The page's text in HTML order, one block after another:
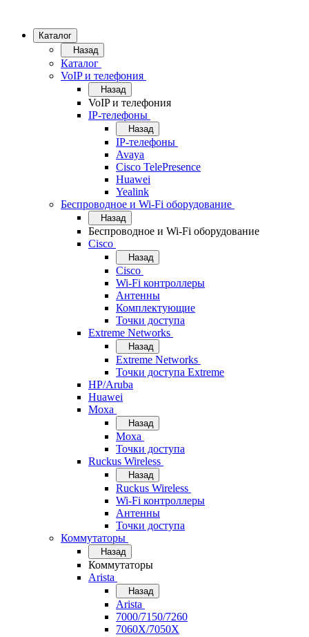
Каталог
Назад
Каталог
VoIP и телефония
Назад
VoIP и телефония
IP-телефоны
Назад
IP-телефоны
Avaya
Cisco TelePresence
Huawei
Yealink
Беспроводное и Wi-Fi оборудование
Назад
Беспроводное и Wi-Fi оборудование
Cisco
Назад
Cisco
Wi-Fi контроллеры
Антенны
Комплектующие
Точки доступа
Extreme Networks
Назад
Extreme Networks
Точки доступа Extreme
HP/Aruba
Huawei
Moxa
Назад
Moxa
Точки доступа
Ruckus Wireless
Назад
Ruckus Wireless
Wi-Fi контроллеры
Антенны
Точки доступа
Коммутаторы
Назад
Коммутаторы
Arista
Назад
Arista
7000/7150/7260
7060X/7050X